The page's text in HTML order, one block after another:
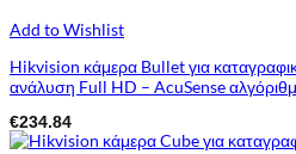
Add to Wishlist
Hikvision κάμερα Bullet για
ανάλυση Full HD – AcuSense
€234.84